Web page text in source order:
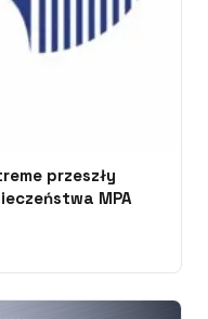
przeszły
MPA